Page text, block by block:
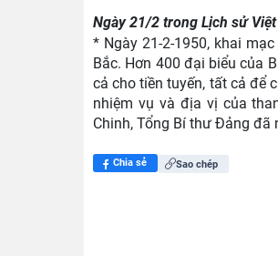
Ngày 21/2 trong Lịch sử Việt
* Ngày 21-2-1950, khai
Bắc. Hơn 400 đại biểu của
cả cho tiền tuyến, tất cả để
nhiệm vụ và địa vị của
Chinh, Tổng Bí thư Đảng đã
Chia sẻ Sao chép